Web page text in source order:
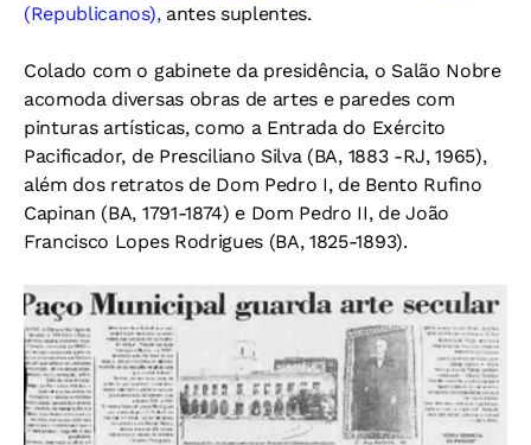
(Republicanos), antes suplentes.
Colado com o gabinete da presidência, o Salão Nobre
acomoda diversas obras de artes e paredes com
pinturas artísticas, como a Entrada do Exército
Pacificador, de Presciliano Silva (BA, 1883 -RJ, 1965),
além dos retratos de Dom Pedro I, de Bento Rufino
Capinan (BA, 1791-1874) e Dom Pedro II, de João
Francisco Lopes Rodrigues (BA, 1825-1893).